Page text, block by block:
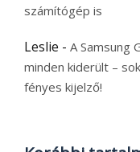
számítógép is
Leslie - A Samsung
minden kiderült –
fényes kijelző!